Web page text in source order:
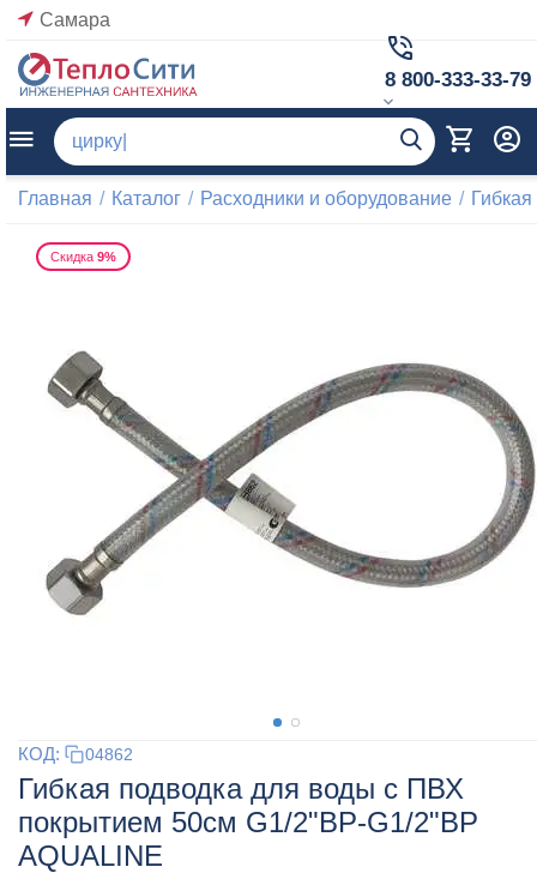
Самара
8 800-333-33-79
Главная / Каталог / Расходники и оборудование /
Скидка 9%
КОД: 04862
Гибкая подводка для воды с ПВХ
покрытием 50см G1/2"ВР-G1/2"ВР
AQUALINE